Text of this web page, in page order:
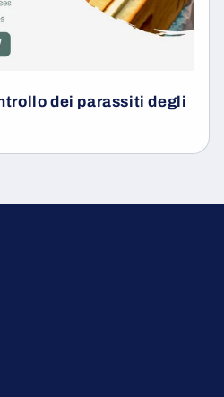
dei parassiti degli